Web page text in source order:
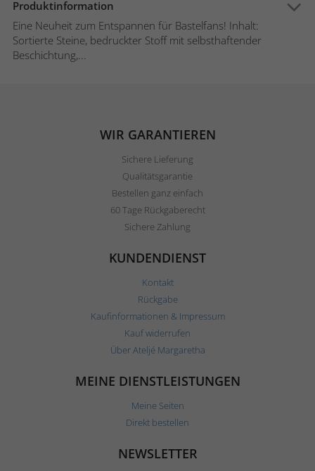
Produktinformation
Eine Neuheit zum Entspannen für Bastelfans! Inhalt:
Sortierte Steine, bedruckter Stoff mit selbsthaftender
Beschichtung,...
WIR GARANTIEREN
Sichere Lieferung
Qualitätsgarantie
Bestellen ganz einfach
60 Tage Rückgaberecht
Sichere Zahlung
KUNDENDIENST
Kontakt
Rückgabe
Kaufinformationen & Impressum
Kauf widerrufen
Über Ateljé Margaretha
MEINE DIENSTLEISTUNGEN
Meine Seiten
Direkt bestellen
NEWSLETTER